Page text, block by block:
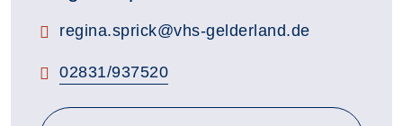
E-Mail:
regina.sprick@vhs-gelderland.de
Telefon:
02831/937520